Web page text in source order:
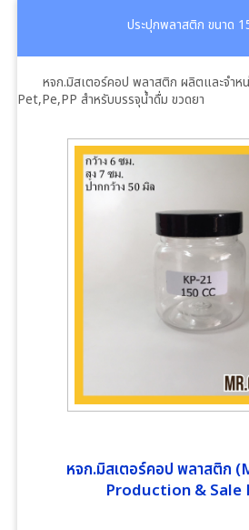
ประปุกพลาสติก ขนาด
หจก.มิสเตอร์คอป พลาสติก ผลิตและจำห
Pet,Pe,PP สำหรับบรรจุน้ำดื่ม ขวดยา
หจก.มิสเตอร์คอป พลาสติก
Production & Sale